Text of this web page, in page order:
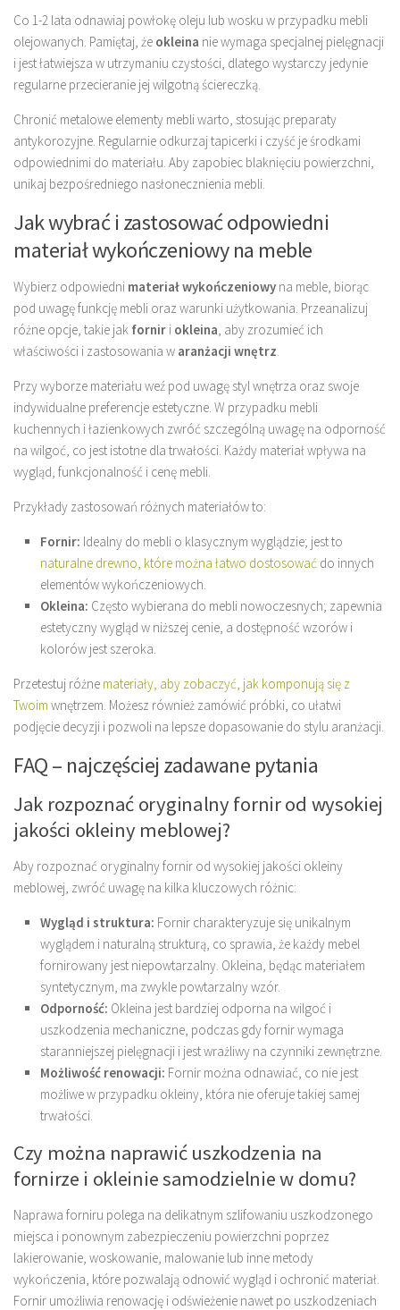
Co 1-2 lata odnawiaj powłokę oleju lub wosku w przypadku mebli
olejowanych. Pamiętaj, że okleina nie wymaga specjalnej pielęgnacji
i jest łatwiejsza w utrzymaniu czystości, dlatego wystarczy jedynie
regularne przecieranie jej wilgotną ściereczką.
Chronić metalowe elementy mebli warto, stosując preparaty
antykorozyjne. Regularnie odkurzaj tapicerki i czyść je środkami
odpowiednimi do materiału. Aby zapobiec blaknięciu powierzchni,
unikaj bezpośredniego nasłonecznienia mebli.
Jak wybrać i zastosować odpowiedni
materiał wykończeniowy na meble
Wybierz odpowiedni materiał wykończeniowy na meble, biorąc
pod uwagę funkcję mebli oraz warunki użytkowania. Przeanalizuj
różne opcje, takie jak fornir i okleina , aby zrozumieć ich
właściwości i zastosowania w aranżacji wnętrz
Przy wyborze materiału weź pod uwagę styl wnętrza oraz swoje
indywidualne preferencje estetyczne. W przypadku mebli
kuchennych i łazienkowych zwróć szczególną uwagę na odporność
na wilgoć, co jest istotne dla trwałości. Każdy materiał wpływa na
wygląd, funkcjonalność i cenę mebli.
Przykłady zastosowań różnych materiałów to:
Fornir: Idealny do mebli o klasycznym wyglądzie; jest to
naturalne drewno, które można łatwo dostosować do innych
elementów wykończeniowych.
Okleina: Często wybierana do mebli nowoczesnych; zapewnia
estetyczny wygląd w niższej cenie, a dostępność wzorów i
kolorów jest szeroka.
Przetestuj różne materiały, aby zobaczyć, jak komponują się z
Twoim wnętrzem. Możesz również zamówić próbki, co ułatwi
podjęcie decyzji i pozwoli na lepsze dopasowanie do stylu aranżacji.
FAQ – najczęściej zadawane pytania
Jak rozpoznać oryginalny fornir od wysokiej
jakości okleiny meblowej?
Aby rozpoznać oryginalny fornir od wysokiej jakości okleiny
meblowej, zwróć uwagę na kilka kluczowych różnic:
Wygląd i struktura: Fornir charakteryzuje się unikalnym
wyglądem i naturalną strukturą, co sprawia, że każdy mebel
fornirowany jest niepowtarzalny. Okleina, będąc materiałem
syntetycznym, ma zwykle powtarzalny wzór.
Odporność: Okleina jest bardziej odporna na wilgoć i
uszkodzenia mechaniczne, podczas gdy fornir wymaga
staranniejszej pielęgnacji i jest wrażliwy na czynniki zewnętrzne.
Możliwość renowacji: Fornir można odnawiać, co nie jest
możliwe w przypadku okleiny, która nie oferuje takiej samej
trwałości.
Czy można naprawić uszkodzenia na
fornirze i okleinie samodzielnie w domu?
Naprawa forniru polega na delikatnym szlifowaniu uszkodzonego
miejsca i ponownym zabezpieczeniu powierzchni poprzez
lakierowanie, woskowanie, malowanie lub inne metody
wykończenia, które pozwalają odnowić wygląd i ochronić materiał.
Fornir umożliwia renowację i odświeżenie nawet po uszkodzeniach